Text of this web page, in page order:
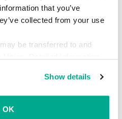
that you’ve
collected from your use
be transferred to and
Show details
OK